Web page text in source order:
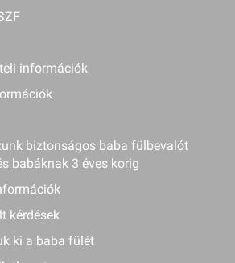
információk
biztonságos baba fülbevalót
babáknak 3 éves korig
kérdések
ki a baba fülét